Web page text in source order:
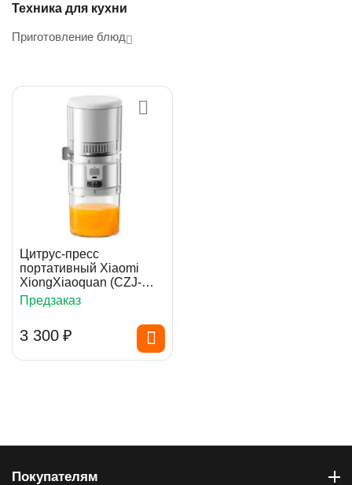
Техника для кухни
Приготовление блюд
Цитрус-пресс
портативный Xiaomi
XiongXiaoquan (CZJ-
01A050P)
Предзаказ
3 300 ₽
Покупателям